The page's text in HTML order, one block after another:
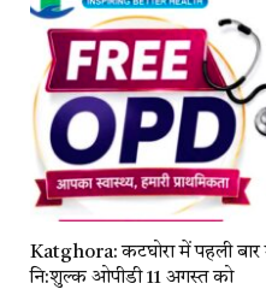
Katghora: कटघोरा में पहली बार
नि:शुल्क ओपीडी 11 अगस्त को